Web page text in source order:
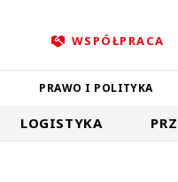
WSPÓŁPRACA
PRAWO I POLITYKA
LOGISTYKA